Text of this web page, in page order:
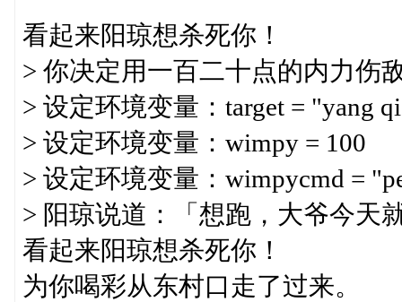
看起来阳琼想杀死你！
> 你决定用一百二十点的内力伤
> 设定环境变量：target = "yang
> 设定环境变量：wimpy = 100
> 设定环境变量：wimpycmd =
> 阳琼说道：「想跑，大爷今天
看起来阳琼想杀死你！
为你喝彩从东村口走了过来。